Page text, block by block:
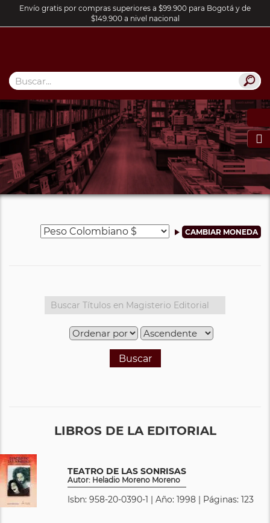
Envío gratis por compras superiores a $99.900 para Bogotá y de
$149.900 a nivel nacional

Buscar
LIBROS DE LA EDITORIAL
TEATRO DE LAS SONRISAS
Autor: Heladio Moreno Moreno
Isbn: 958-20-0390-1 | Año: 1998 | Páginas: 123